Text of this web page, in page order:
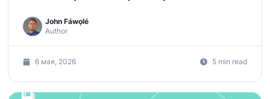
Author
John Fáwọlé
6 мая, 2026 5 min read